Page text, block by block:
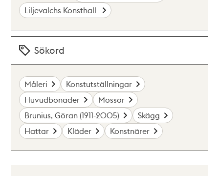
Liljevalchs Konsthall
Sökord
Måleri
Konstutställningar
Huvudbonader
Mössor
Brunius, Göran (1911-2005)
Skägg
Hattar
Kläder Konstnärer